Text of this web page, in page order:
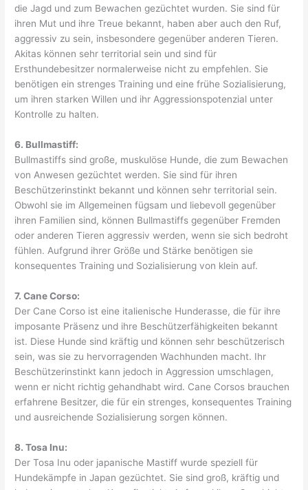
die Jagd und zum Bewachen gezüchtet wurden. Sie sind für
ihren Mut und ihre Treue bekannt, haben aber auch den Ruf,
aggressiv zu sein, insbesondere gegenüber anderen Tieren.
Akitas können sehr territorial sein und sind für
Ersthundebesitzer normalerweise nicht zu empfehlen. Sie
benötigen ein strenges Training und eine frühe Sozialisierung,
um ihren starken Willen und ihr Aggressionspotenzial unter
Kontrolle zu halten.
6. Bullmastiff:
Bullmastiffs sind große, muskulöse Hunde, die zum Bewachen
von Anwesen gezüchtet werden. Sie sind für ihren
Beschützerinstinkt bekannt und können sehr territorial sein.
Obwohl sie im Allgemeinen fügsam und liebevoll gegenüber
ihren Familien sind, können Bullmastiffs gegenüber Fremden
oder anderen Tieren aggressiv werden, wenn sie sich bedroht
fühlen. Aufgrund ihrer Größe und Stärke benötigen sie
konsequentes Training und Sozialisierung von klein auf.
7. Cane Corso:
Der Cane Corso ist eine italienische Hunderasse, die für ihre
imposante Präsenz und ihre Beschützerfähigkeiten bekannt
ist. Diese Hunde sind kräftig und können sehr beschützerisch
sein, was sie zu hervorragenden Wachhunden macht. Ihr
Beschützerinstinkt kann jedoch in Aggression umschlagen,
wenn er nicht richtig gehandhabt wird. Cane Corsos brauchen
erfahrene Besitzer, die für ein strenges, konsequentes Training
und ausreichende Sozialisierung sorgen können.
8. Tosa Inu:
Der Tosa Inu oder japanische Mastiff wurde speziell für
Hundekämpfe in Japan gezüchtet. Sie sind groß, kräftig und